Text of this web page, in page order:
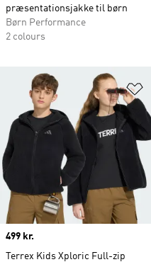
præsentationsjakke til børn
Børn Performance
2 colours
Price
499 kr.
Terrex Kids Xploric Full-zip